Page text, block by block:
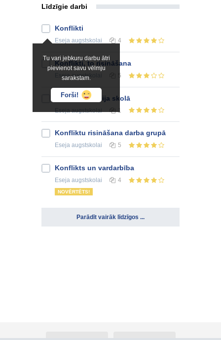
Līdzīgie darbi
Tu vari jebkuru darbu ātri
pievienot savu vēlmju
sarakstam.
Forši!
Konflikti
Eseja augstskolai 4
Konflikti, to risināšana
Esejaaugstskolai 5
Konfliktsituācija skolā
Konfliktu risināšana darba grupā
Eseja augstskolai 5
Konflikts un vardarbība
Eseja augstskolai 4
NOVĒRTĒTS!
Parādīt vairāk līdzīgos ...